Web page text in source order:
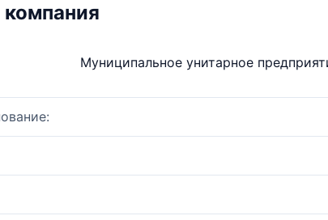
Муниципальное унитарное